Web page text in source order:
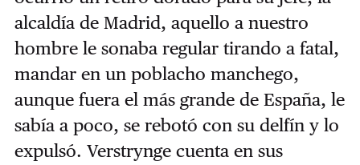
alcaldía de Madrid, aquello a nuestro
hombre le sonaba regular tirando a fatal,
mandar en un poblacho manchego,
aunque fuera el más grande de España, le
sabía a poco, se rebotó con su delfín y lo
expulsó. Verstrynge cuenta en sus